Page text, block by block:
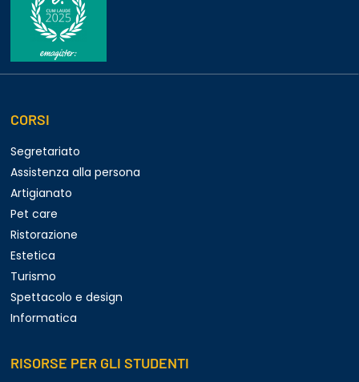
CORSI
Segretariato
Assistenza alla persona
Artigianato
Pet care
Ristorazione
Estetica
Turismo
Spettacolo e design
Informatica
RISORSE PER GLI STUDENTI